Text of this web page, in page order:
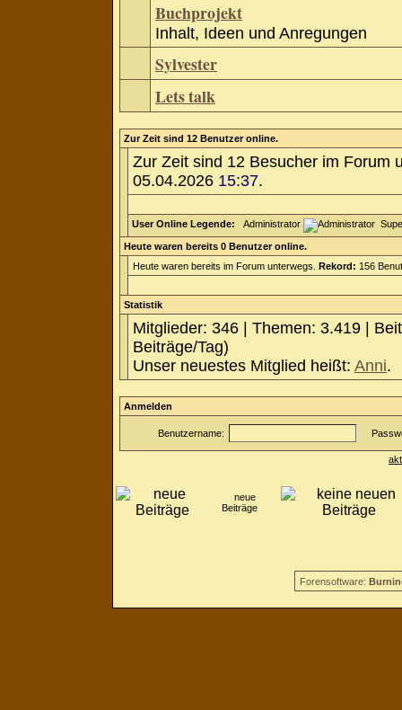
Buchprojekt
Inhalt, Ideen und Anregungen
Sylvester
Lets talk
Zur Zeit sind 12 Benutzer online.
Zur Zeit sind 12 Besucher im Forum
05.04.2026 15:37.
User Online Legende: Administrator
Heute waren bereits 0 Benutzer online.
Heute waren bereits im Forum unterwegs. Rekord: 156
Statistik
Mitglieder: 346 | Themen: 3.419 |
Beiträge/Tag)
Unser neuestes Mitglied heißt: Anni.
Anmelden
Benutzername:
neue
Beiträge
Forensoftware: